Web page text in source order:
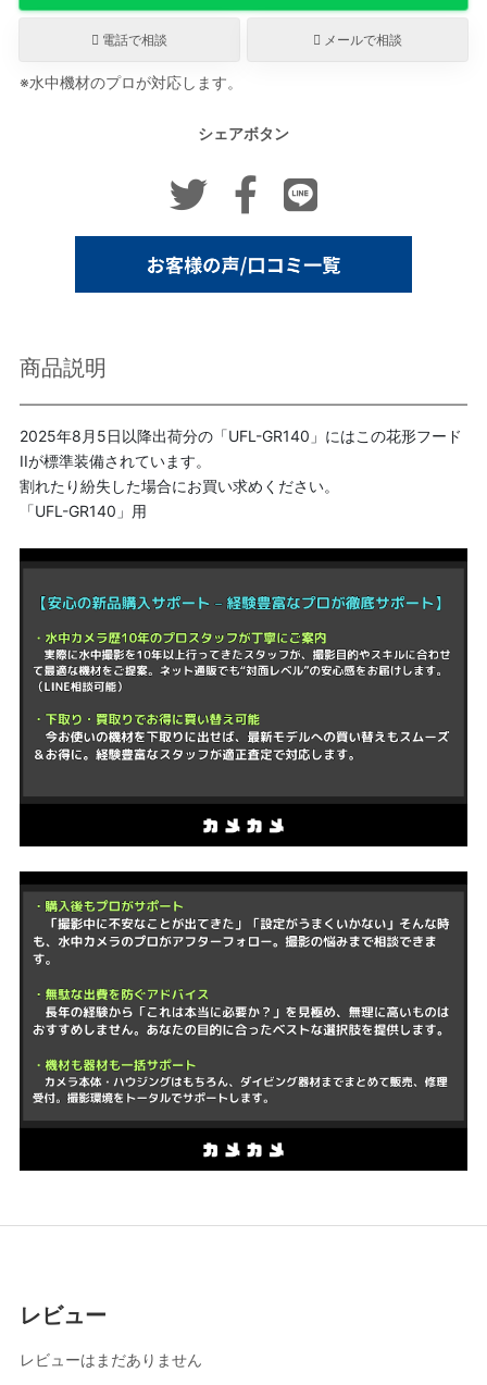
電話で相談 メールで相談
※水中機材のプロが対応します。
シェアボタン
商品説明
2025年8月5日以降出荷分の「UFL-GR140」にはこの花形フード
IIが標準装備されています。
割れたり紛失した場合にお買い求めください。
「UFL-GR140」用
レビュー
レビューはまだありません